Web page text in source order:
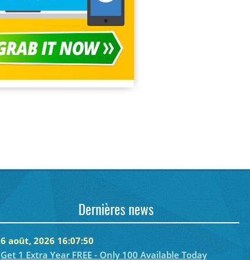
Dernières news
6 août, 2026 16:07:50
Get 1 Extra Year FREE - Only 100 Available Today